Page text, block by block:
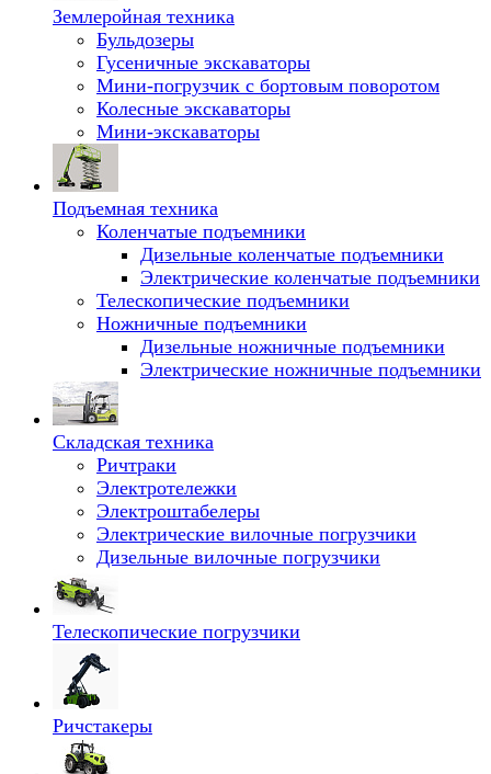
Землеройная техника
Бульдозеры
Гусеничные экскаваторы
Мини-погрузчик с бортовым поворотом
Колесные экскаваторы
Мини-экскаваторы
Подъемная техника
Коленчатые подъемники
Дизельные коленчатые подъемники
Электрические коленчатые подъемники
Телескопические подъемники
Ножничные подъемники
Дизельные ножничные подъемники
Электрические ножничные подъемники
Складская техника
Ричтраки
Электротележки
Электроштабелеры
Электрические вилочные погрузчики
Дизельные вилочные погрузчики
Телескопические погрузчики
Ричстакеры